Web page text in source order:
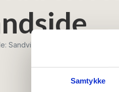
Samtykke
Sandvig